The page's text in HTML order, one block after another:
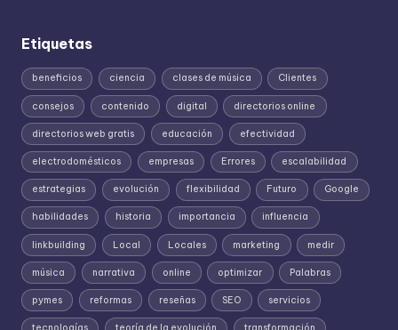
Etiquetas
beneficios ciencia clases de música Clientes
consejos contenido digital directorios online
directorios web gratis educación efectividad
electrodomésticos empresas Errores escalabilidad
estrategias evolución flexibilidad Futuro Google
habilidades historia importancia influencia
linkbuilding Local Locales marketing medir
música narrativa online optimizar Palabras
pymes reformas reseñas SEO servicios